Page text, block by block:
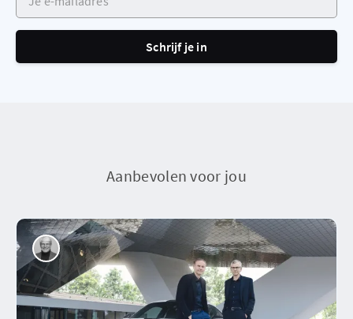
Schrijf je in
Aanbevolen voor jou